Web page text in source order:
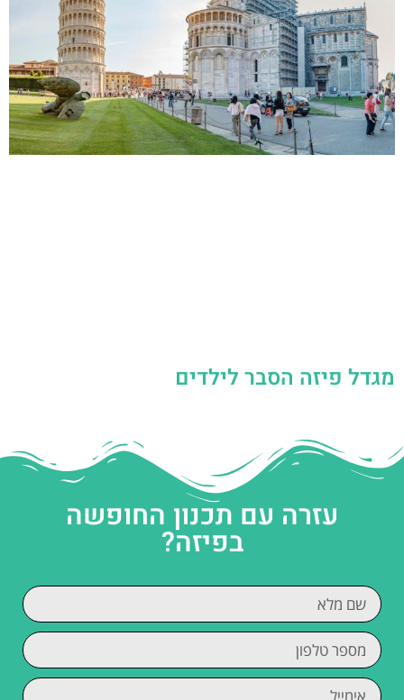
מגדל פיזה הסבר לילדים
עזרה עם תכנון החופשה
בפיזה?